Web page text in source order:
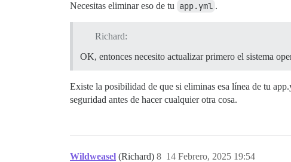
Necesitas eliminar eso de tu app.yml .
Richard:
OK, entonces necesito actualizar primero el sistema
Existe la posibilidad de que si eliminas esa línea de tu
seguridad antes de hacer cualquier otra cosa.
Wildweasel (Richard) 14 Febrero, 2025 19:54
8